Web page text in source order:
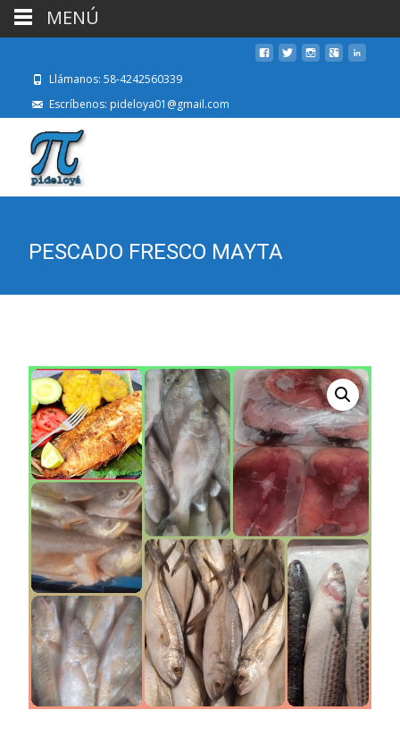
Llámanos: 58-4242560339
Escríbenos: pideloya01@gmail.com
PESCADO FRESCO MAYTA
MENÚ